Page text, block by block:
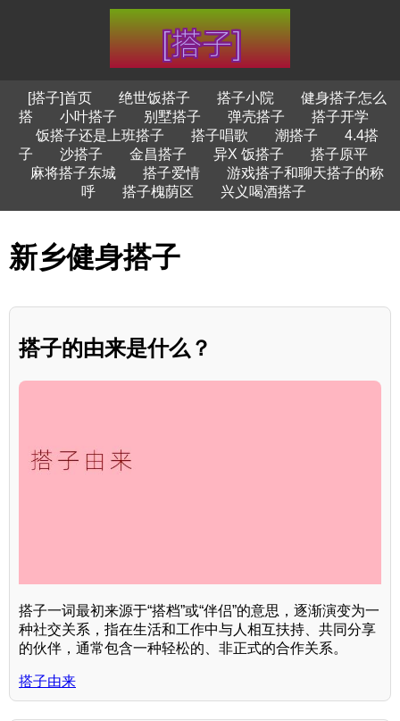
[搭子]首页 绝世饭搭子 搭子小院
健身搭子怎么
搭
小叶搭子 别墅搭子 弹壳搭子
搭子开学
饭搭子还是上班搭子
搭子唱歌 潮搭子
4.4搭
子
沙搭子 金昌搭子 异X 饭搭子
搭子原平
麻将搭子东城
搭子爱情
游戏搭子和聊天搭子的称
呼
搭子槐荫区 兴义喝酒搭子
新乡健身搭子
搭子的由来是什么？
搭子一词最初来源于“搭档”或“伴侣”的意思，逐渐演变为一
种社交关系，指在生活和工作中与人相互扶持、共同分享
的伙伴，通常包含一种轻松的、非正式的合作关系。
搭子由来